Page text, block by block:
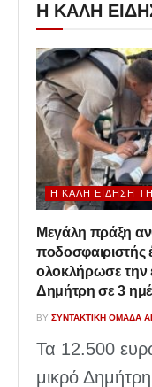
Η ΚΑΛΗ
Η ΚΑΛΉ ΕΊΔΗΣΗ
Μεγάλη πράξη
ποδοσφαιριστής
ολοκλήρωσε την
Δημήτρη σε 3
BY ΣΥΝΤΑΚΤΙΚΉ ΟΜΆΔΑ
Τα 12.500
μικρό